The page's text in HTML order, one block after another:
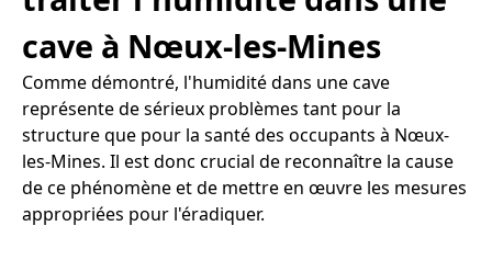
cave à Nœux-les-Mines
Comme démontré, l'humidité dans une cave
représente de sérieux problèmes tant pour la
structure que pour la santé des occupants à Nœux-
les-Mines. Il est donc crucial de reconnaître la cause
de ce phénomène et de mettre en œuvre les mesures
appropriées pour l'éradiquer.